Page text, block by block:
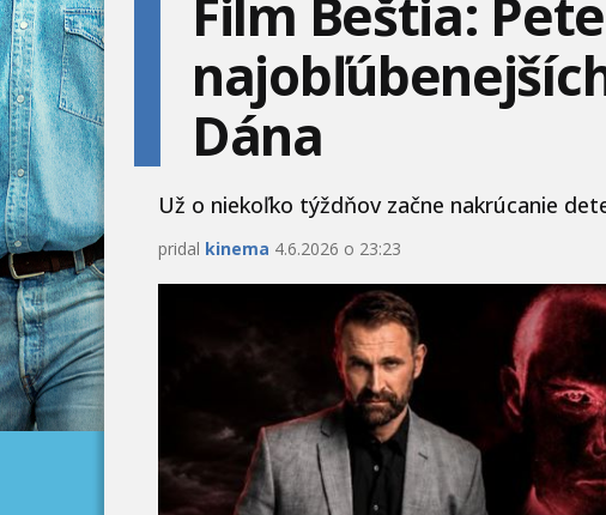
Film Beštia:
Dána
Už o niekoľko týždňov začne nakrúcanie
pridal kinema 4.6.2026 o 23:23